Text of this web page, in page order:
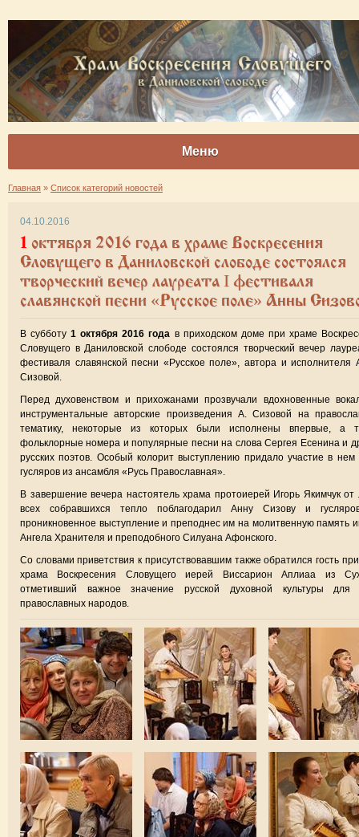
Меню
Главная » Список категорий новостей
04.10.2016
1 октября 2016 года в храме Воскресения
Словущего в Даниловской слободе состоялся
творческий вечер лауреата I фестиваля
славянской песни «Русское поле» Анны
В субботу1 октября 2016 года в приходском доме при храме
Словущего в Даниловской слободе состоялся творческий вечер
фестиваля славянской песни «Русское поле», автора и исполнителя
Сизовой.
Перед духовенством и прихожанами прозвучали вдохновенные
инструментальные авторские произведения А. Сизовой на
тематику, некоторые из которых были исполнены впервые, а
фольклорные номера и популярные песни на слова Сергея Есенина и
русских поэтов. Особый колорит выступлению придало участие в нем
гусляров из ансамбля «Русь Православная».
В завершение вечера настоятель храма протоиерей Игорь Якимчук от
всех собравшихся тепло поблагодарил Анну Сизову и
проникновенное выступление и преподнес им на молитвенную память
Ангела Хранителя и преподобного Силуана Афонского.
Со словами приветствия к присутствовавшим также обратился гость
храма Воскресения Словущего иерей Виссарион Аплиаа из
отметивший важное значение русской духовной культуры для
православных народов.